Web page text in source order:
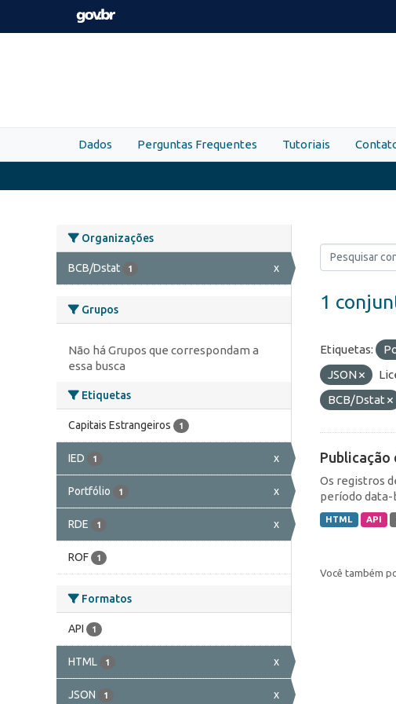
Skip to main content
Dados Perguntas Frequentes Tutoriais
Organizações
BCB/Dstat 1 x
Grupos
Não há Grupos que correspondam a
essa busca
Etiquetas
Capitais Estrangeiros 1
IED 1 x
Portfólio 1 x
RDE 1 x
ROF 1
Formatos
API 1
HTML 1 x
JSON 1 x
1
Etiquetas:
JSON
BCB/Dstat
Os registros
período data-
HTML API
Você também